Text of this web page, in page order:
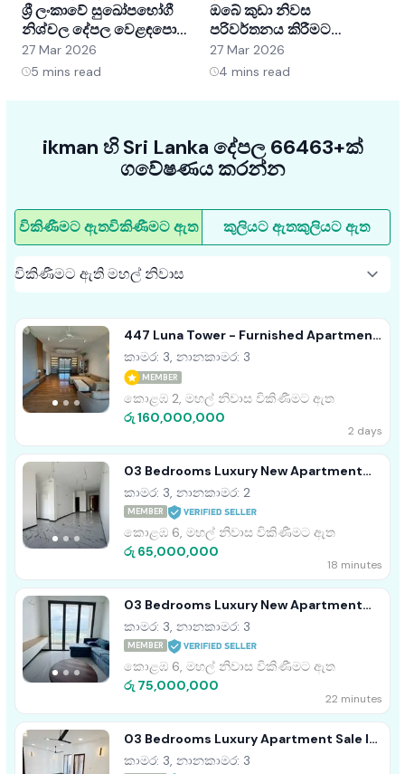
ශ්‍රී ලංකාවේ සුඛෝපභෝගී
නිශ්චල දේපල වෙළඳපොළ
අවබෝධ කර ගැනීම:
අවස්ථා සහ ප්‍රවණතා
27 Mar 2026
5 mins read
ඔබේ කුඩා නිවස
පරිවර්තනය කිරීමට
අභ්‍යන්තර සැලසුම් හක්ක
5ක්
27 Mar 2026
4 mins read
ikman හි Sri Lanka දේපල 66463+ක්
ගවේෂණය කරන්න
විකිණීමට ඇතවිකිණීමට ඇත කුලියට ඇතකුලියට ඇත
447 Luna Tower - Furnished Apartment
For Sale A37770
කාමර: 3, නානකාමර: 3
MEMBER
කොළඹ 2, මහල් නිවාස විකිණීමට ඇත
රු 160,000,000
2 days
03 Bedrooms Luxury New Apartment
Sale In Wellawatte, Colombo 06
කාමර: 3, නානකාමර: 2
MEMBER
කොළඹ 6, මහල් නිවාස විකිණීමට ඇත
රු 65,000,000
18 minutes
03 Bedrooms Luxury New Apartment
Sale In Wellawatte, Colombo 06
කාමර: 3, නානකාමර: 3
MEMBER
කොළඹ 6, මහල් නිවාස විකිණීමට ඇත
රු 75,000,000
22 minutes
03 Bedrooms Luxury Apartment Sale In
Wellawatte, Colombo 06
කාමර: 3, නානකාමර: 3